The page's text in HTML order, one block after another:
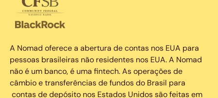
A Nomad oferece a abertura de contas nos EUA para
pessoas brasileiras não residentes nos EUA. A Nomad
não é um banco, é uma fintech. As operações de
câmbio e transferências de fundos do Brasil para
contas de depósito nos Estados Unidos são feitas em